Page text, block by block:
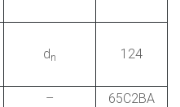
dn 124
– 65C2BA